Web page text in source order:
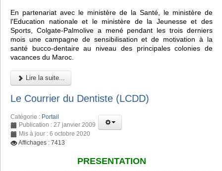
En partenariat avec le ministère de la Santé, le ministère de
l'Education nationale et le ministère de la Jeunesse et des
Sports, Colgate-Palmolive a mené pendant les trois derniers
mois une campagne de sensibilisation et de motivation à la
santé bucco-dentaire au niveau des principales colonies de
vacances du Maroc.
Lire la suite...
Le Courrier du Dentiste (LCDD)
Catégorie : Portail
Publication : 27 janvier 2009
Mis à jour : 6 octobre 2020
Affichages : 7413
PRESENTATION